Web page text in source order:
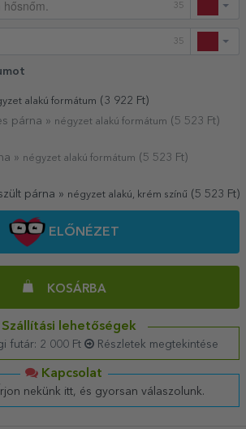
35
35
alakú formátum (3 922 Ft)
párna » négyzet alakú formátum ( 5 523 Ft)
» négyzet alakú formátum ( 5 523 Ft)
párna » négyzet alakú, krém színű (5 523 Ft)
ELŐNÉZET
KOSÁRBA
Szállítási lehetőségek
futár: 2 000 Ft Részletek megtekintése
Kapcsolat
nekünk itt, és gyorsan válaszolunk.